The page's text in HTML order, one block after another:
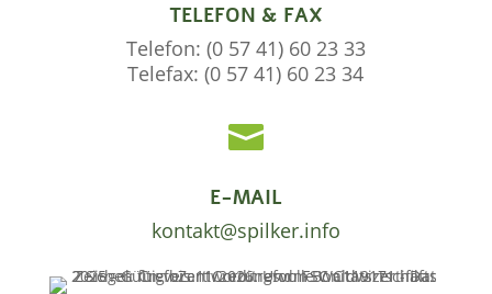
TELEFON & FAX
Telefon: (0 57 41) 60 23 33
Telefax: (0 57 41) 60 23 34

E-MAIL
kontakt@spilker.info